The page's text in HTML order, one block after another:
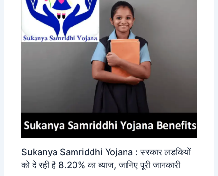
Sukanya Samriddhi Yojana : सरकार लड़कियों
को दे रही है 8.20% का ब्याज, जानिए पूरी जानकारी